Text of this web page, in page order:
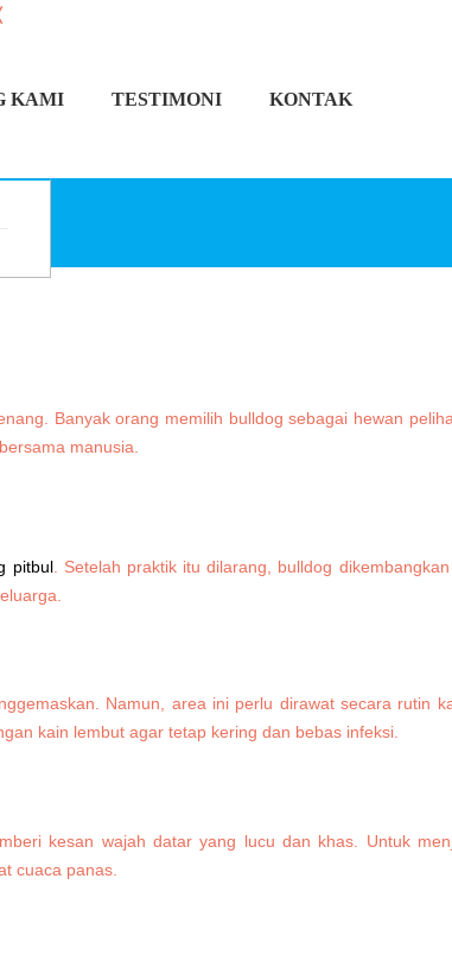
KAMI TESTIMONI KONTAK
Banyak orang memilih bulldog sebagai hewan
manusia.
pitbul. Setelah praktik itu dilarang, bulldog
Namun, area ini perlu dirawat secara rutin
kain lembut agar tetap kering dan bebas infeksi.
kesan wajah datar yang lucu dan khas. Untuk
cuaca panas.